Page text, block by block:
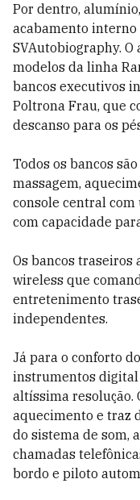
Por dentro,
acabamento interno
SVAutobiography.
modelos da linha
bancos executivos
Poltrona Frau, que
descanso para os
Todos os bancos
massagem,
console central
com capacidade
Os bancos traseiros
wireless que
entretenimento
independentes.
Já para o conforto
instrumentos digital
altíssima
aquecimento e traz
do sistema de som,
chamadas
bordo e piloto